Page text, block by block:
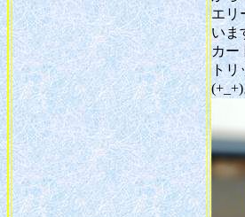
エリ
いま
カー
トリ
(+_+)